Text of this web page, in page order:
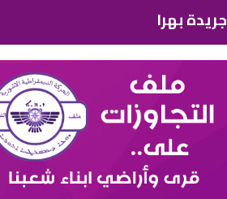
جريدة بهرا